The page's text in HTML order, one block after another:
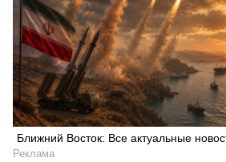
Ближний Восток: Все актуальные
Реклама